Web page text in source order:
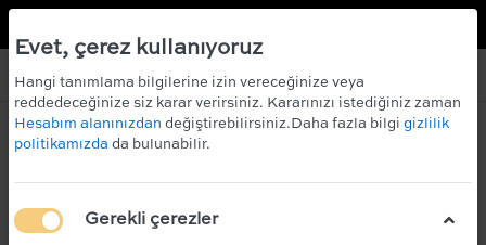
Evet, çerez kullanıyoruz
Hangi tanımlama bilgilerine izin vereceğinize veya
reddedeceğinize siz karar verirsiniz. Kararınızı istediğiniz zaman
Hesabım alanınızdan değiştirebilirsiniz.Daha fazla bilgi gizlilik
politikamızda da bulunabilir.
Gerekli çerezler